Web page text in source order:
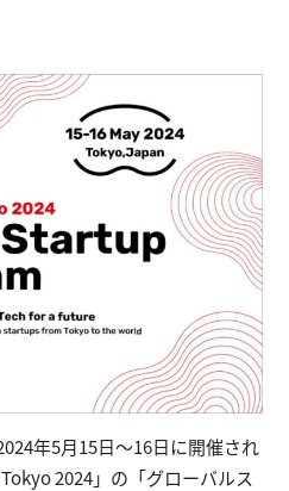
年5月15日〜16日に開催され
2024」の「グローバルス